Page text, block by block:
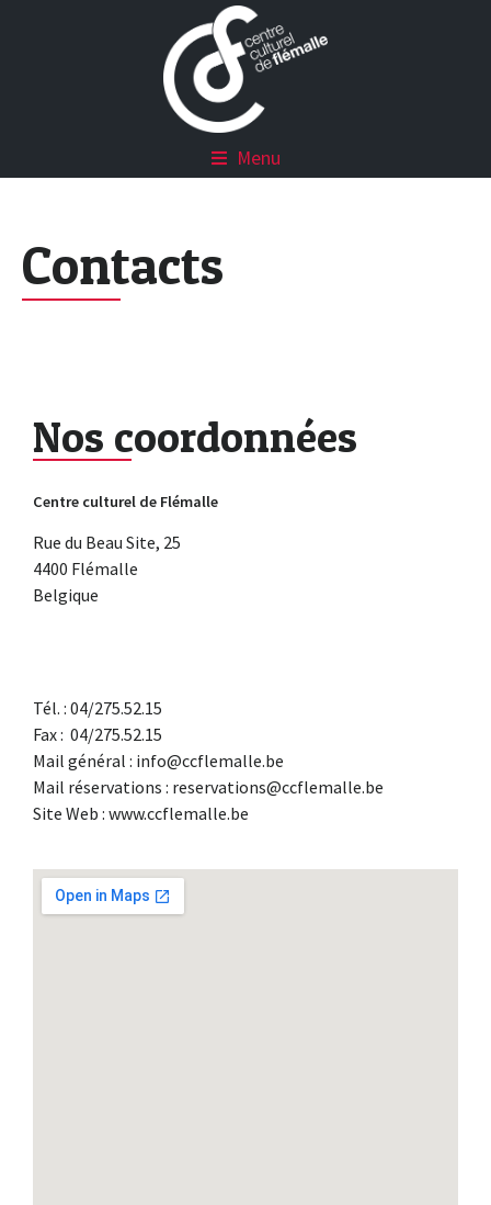
Menu
Contacts
Nos coordonnées
Centre culturel de Flémalle
Rue du Beau Site, 25
4400 Flémalle
Belgique
Tél. : 04/275.52.15
Fax : 04/275.52.15
Mail général : info@ccflemalle.be
Mail réservations : reservations@ccflemalle.be
Site Web : www.ccflemalle.be